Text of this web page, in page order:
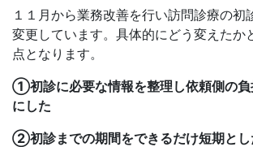
１１月から業務改善を行い訪問診療の初
変更しています。具体的にどう変えたか
点となります。
①初診に必要な情報を整理し依頼側の負
にした
②初診までの期間をできるだけ短期とし